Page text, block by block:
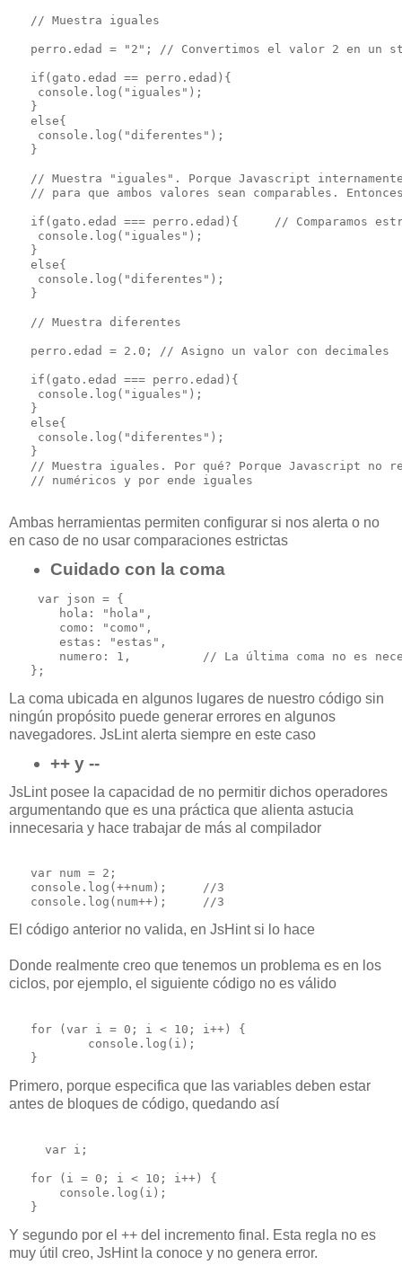
   // Muestra iguales
perro.edad = "2"; // Convertimos el valor 2 en un
   if(gato.edad == perro.edad){
    console.log("iguales");
   }
   else{
    console.log("diferentes");
   }
// Muestra "iguales". Porque Javascript
// para que ambos valores sean comparables.
if(gato.edad === perro.edad){     // Comparamos
    console.log("iguales");
   }
   else{
    console.log("diferentes");
   }
   // Muestra diferentes
   perro.edad = 2.0; // Asigno un valor con decimales
   if(gato.edad === perro.edad){
    console.log("iguales");
   }
   else{
    console.log("diferentes");
   }
// Muestra iguales. Por qué? Porque Javascript no
   // numéricos y por ende iguales
Ambas herramientas permiten configurar si nos alerta o no
en caso de no usar comparaciones estrictas
Cuidado con la coma
    var json = {
       hola: "hola",
       como: "como",
       estas: "estas",
numero: 1,          // La última coma no es
La coma ubicada en algunos lugares de nuestro código sin
ningún propósito puede generar errores en algunos
navegadores. JsLint alerta siempre en este caso
++ y --
JsLint posee la capacidad de no permitir dichos operadores
argumentando que es una práctica que alienta astucia
innecesaria y hace trabajar de más al compilador
   var num = 2;
   console.log(++num);     //3
El código anterior no valida, en JsHint si lo hace
Donde realmente creo que tenemos un problema es en los
ciclos, por ejemplo, el siguiente código no es válido
   for (var i = 0; i < 10; i++) {
           console.log(i);
Primero, porque especifica que las variables deben estar
antes de bloques de código, quedando así
     var i;
   for (i = 0; i < 10; i++) {
       console.log(i);
Y segundo por el ++ del incremento final. Esta regla no es
muy útil creo, JsHint la conoce y no genera error.